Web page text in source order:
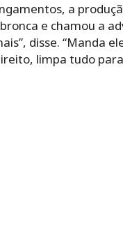
a
e chamou a
disse. “Manda
limpa tudo